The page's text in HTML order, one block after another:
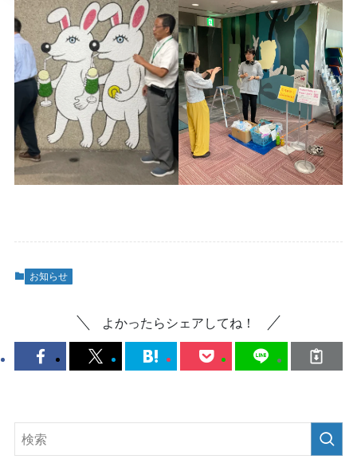
お知らせ
よかったらシェアしてね！